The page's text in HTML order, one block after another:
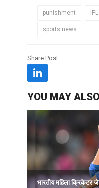
punishment IPL
sports news
Share Post
YOU MAY
भारतीय महिला क्रिकेटर